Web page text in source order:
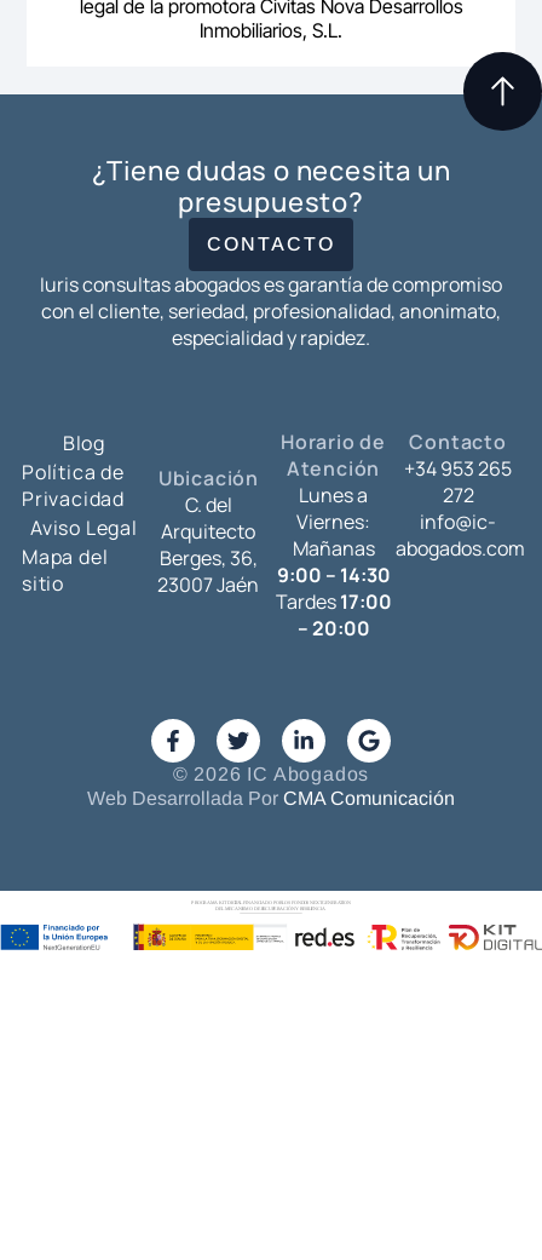
legal de la promotora Civitas Nova Desarrollos
Inmobiliarios, S.L.
¿Tiene dudas o necesita un
presupuesto?
CONTACTO
Iuris consultas abogados es garantía de compromiso
con el cliente, seriedad, profesionalidad, anonimato,
especialidad y rapidez.
Blog
Política de
Privacidad
Aviso Legal
Mapa del
sitio
Ubicación
C. del
Arquitecto
Berges, 36,
23007 Jaén
Horario de
Atención
Lunes a
Viernes:
Mañanas
9:00 – 14:30
Tardes17:00
– 20:00
Contacto
+34 953 265
272
info@ic-
abogados.com
© 2026 IC Abogados
Web Desarrollada Por CMA Comunicación